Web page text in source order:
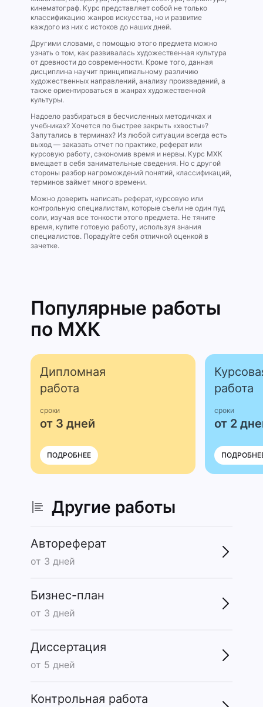
кинематограф. Курс представляет собой не только
классификацию жанров искусства, но и развитие
каждого из них с истоков до наших дней.
Другими словами, с помощью этого предмета можно
узнать о том, как развивалась художественная культура
от древности до современности. Кроме того, данная
дисциплина научит принципиальному различию
художественных направлений, анализу произведений, а
также ориентироваться в жанрах художественной
культуры.
Надоело разбираться в бесчисленных методичках и
учебниках? Хочется по быстрее закрыть «хвосты»?
Запутались в терминах? Из любой ситуации всегда есть
выход — заказать отчет по практике, реферат или
курсовую работу, сэкономив время и нервы. Курс МХК
вмещает в себя занимательные сведения. Но с другой
стороны разбор нагромождений понятий, классификаций,
терминов займет много времени.
Можно доверить написать реферат, курсовую или
контрольную специалистам, которые съели не один пуд
соли, изучая все тонкости этого предмета. Не тяните
время, купите готовую работу, используя знания
специалистов. Порадуйте себя отличной оценкой в
зачетке.
Популярные работы
по МХК
Дипломная
работа
сроки
от 3 дней
ПОДРОБНЕЕ
работа
сроки
от 2
Другие работы
Автореферат
от 3 дней
Бизнес-план
от 3 дней
Диссертация
от 5 дней
Контрольная работа